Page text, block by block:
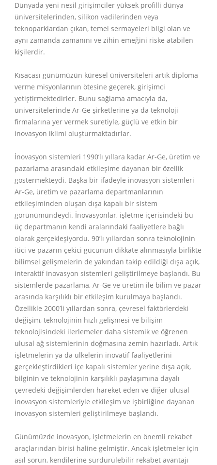
Dünyada yeni nesil girişimciler yüksek profilli dünya
üniversitelerinden, silikon vadilerinden veya
teknoparklardan çıkan, temel sermayeleri bilgi olan ve
aynı zamanda zamanını ve zihin emeğini riske atabilen
kişilerdir.
Kısacası günümüzün küresel üniversiteleri artık diploma
verme misyonlarının ötesine geçerek, girişimci
yetiştirmektedirler. Bunu sağlama amacıyla da,
üniversitelerinde Ar-Ge şirketlerine ya da teknoloji
firmalarına yer vermek suretiyle, güçlü ve etkin bir
inovasyon iklimi oluşturmaktadırlar.
İnovasyon sistemleri 1990’lı yıllara kadar Ar-Ge, üretim ve
pazarlama arasındaki etkileşime dayanan bir özellik
göstermekteydi. Başka bir ifadeyle inovasyon sistemleri
Ar-Ge, üretim ve pazarlama departmanlarının
etkileşiminden oluşan dışa kapalı bir sistem
görünümündeydi. İnovasyonlar, işletme içerisindeki bu
üç departmanın kendi aralarındaki faaliyetlere bağlı
olarak gerçekleşiyordu. 90’lı yıllardan sonra teknolojinin
itici ve pazarın çekici gücünün dikkate alınmasıyla birlikte
bilimsel gelişmelerin de yakından takip edildiği dışa açık,
interaktif inovasyon sistemleri geliştirilmeye başlandı. Bu
sistemlerde pazarlama, Ar-Ge ve üretim ile bilim ve pazar
arasında karşılıklı bir etkileşim kurulmaya başlandı.
Özellikle 2000’li yıllardan sonra, çevresel faktörlerdeki
değişim, teknolojinin hızlı gelişmesi ve bilişim
teknolojisindeki ilerlemeler daha sistemik ve öğrenen
ulusal ağ sistemlerinin doğmasına zemin hazırladı. Artık
işletmelerin ya da ülkelerin inovatif faaliyetlerini
gerçekleştirdikleri içe kapalı sistemler yerine dışa açık,
bilginin ve teknolojinin karşılıklı paylaşımına dayalı
çevredeki değişimlerden hareket eden ve diğer ulusal
inovasyon sistemleriyle etkileşim ve işbirliğine dayanan
inovasyon sistemleri geliştirilmeye başlandı.
Günümüzde inovasyon, işletmelerin en önemli rekabet
araçlarından birisi haline gelmiştir. Ancak işletmeler için
asıl sorun, kendilerine sürdürülebilir rekabet avantajı